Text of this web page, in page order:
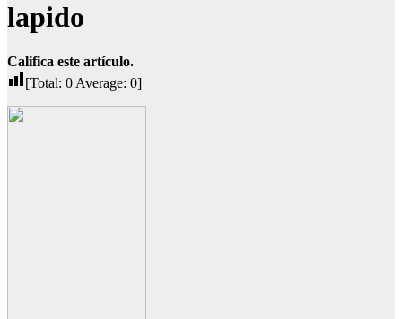
lapido
Califica este artículo.
[Total: 0 Average: 0]